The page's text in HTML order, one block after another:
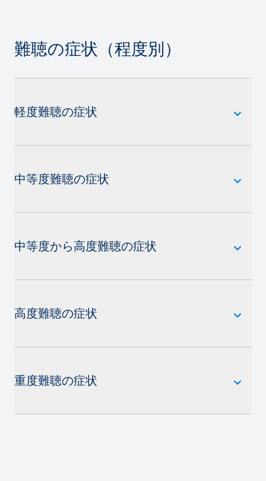
難聴の症状（程度別）
軽度難聴の症状
中等度難聴の症状
中等度から高度難聴の症状
高度難聴の症状
重度難聴の症状